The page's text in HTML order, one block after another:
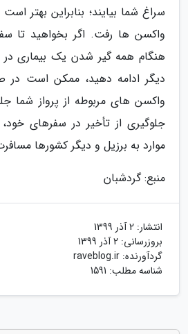
سراغ شما بیایند؛ بنابراین بهتر
واکسن ها رفت. اگر بخواهید تا
هنگام همه گیر شدن یک بیماری
دیگر ادامه دهید، ممکن است در
واکسن های مربوطه از پرواز شما
جلوگیری از تأخیر در سفرهای خود،
موارد به برزیل و دیگر کشورها
منبع: گردشبان
انتشار: 2 آذر 1399
بروزرسانی: 2 آذر 1399
گردآورنده: raveblog.ir
شناسه مطلب: 1591